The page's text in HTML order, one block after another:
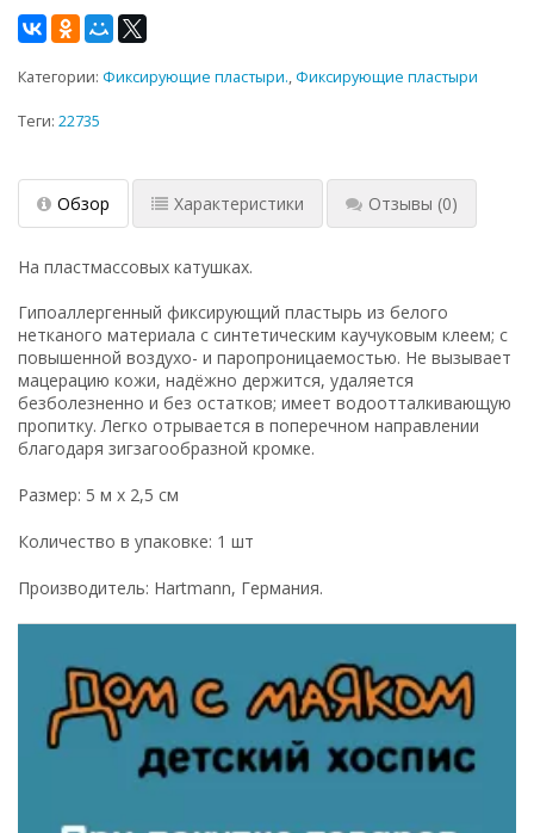
Категории: Фиксирующие пластыри., Фиксирующие пластыри
Теги: 22735
Обзор Характеристики Отзывы (0)
На пластмассовых катушках.
Гипоаллергенный фиксирующий пластырь из белого
нетканого материала с синтетическим каучуковым клеем; с
повышенной воздухо- и паропроницаемостью. Не вызывает
мацерацию кожи, надёжно держится, удаляется
безболезненно и без остатков; имеет водоотталкивающую
пропитку. Легко отрывается в поперечном направлении
благодаря зигзагообразной кромке.
Размер: 5 м х 2,5 см
Количество в упаковке: 1 шт
Производитель: Hartmann, Германия.